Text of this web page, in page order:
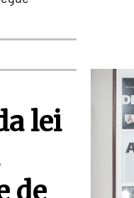
lei
de